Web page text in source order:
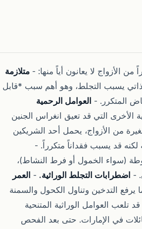
الأزواج لا يعانون أياً منها: - متلازمة
يسبب التجلط، وهو أهم سبب *قابل
العوامل الرحمية
الأخرى التي قد تعيق انغراس الجنين
من الأزواج، يحمل أحد الشريكين
لكنه قد يسبب فقداناً متكرراً. -
(سواء الخمول أو فرط النشاط)،
- اضطرابات التجلط الوراثية. - العمر
يرفع التدخين وتناول الكحول والسمنة
تلعب العوامل الوراثية المتنحية
في الإمارات. حتى بعد الفحص